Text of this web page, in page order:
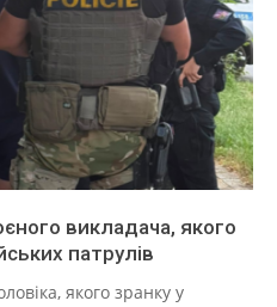
викладача, якого
патрулів
якого зранку у